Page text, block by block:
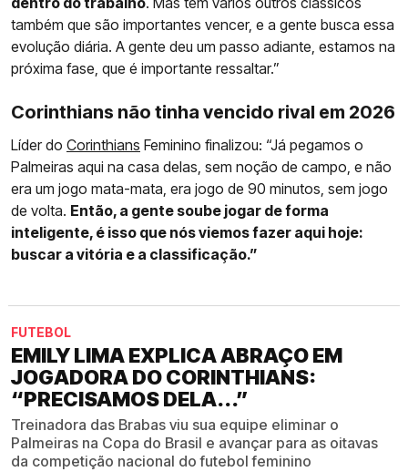
também que são importantes vencer, e a gente busca essa
evolução diária. A gente deu um passo adiante, estamos na
próxima fase, que é importante ressaltar.”
Corinthians não tinha vencido rival em 2026
Líder do Corinthians Feminino finalizou: “Já pegamos o
Palmeiras aqui na casa delas, sem noção de campo, e não
era um jogo mata-mata, era jogo de 90 minutos, sem jogo
de volta. Então, a gente soube jogar de forma
inteligente, é isso que nós viemos fazer aqui hoje:
buscar a vitória e a classificação.”
FUTEBOL
EMILY LIMA EXPLICA ABRAÇO EM
JOGADORA DO CORINTHIANS:
“PRECISAMOS DELA...”
Treinadora das Brabas viu sua equipe eliminar o
Palmeiras na Copa do Brasil e avançar para as oitavas
da competição nacional do futebol feminino